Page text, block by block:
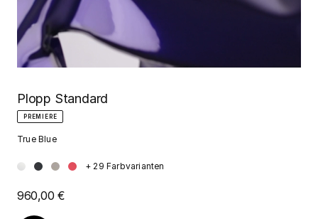
Plopp Standard
PREMIERE
True Blue
+ 29 Farbvarianten
960,00 €